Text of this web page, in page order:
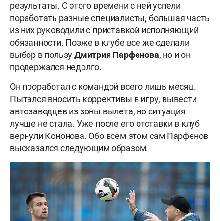
результаты. С этого времени с ней успели
поработать разные специалисты, большая часть
из них руководили с приставкой исполняющий
обязанности. Позже в клубе все же сделали
выбор в пользуДмитрия Парфенова, но и он
продержался недолго.
Он проработал с командой всего лишь месяц.
Пытался вносить коррективы в игру, вывести
автозаводцев из зоны вылета, но ситуация
лучше не стала. Уже после его отставки в клуб
вернули Кононова. Обо всем этом сам Парфенов
высказался следующим образом.